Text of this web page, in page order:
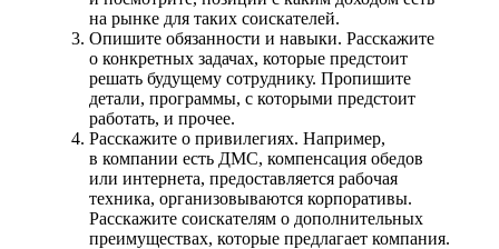
на рынке для таких соискателей.
Опишите обязанности и навыки. Расскажите
о конкретных задачах, которые предстоит
решать будущему сотруднику. Пропишите
детали, программы, с которыми предстоит
работать, и прочее.
Расскажите о привилегиях. Например,
в компании есть ДМС, компенсация обедов
или интернета, предоставляется рабочая
техника, организовываются корпоративы.
Расскажите соискателям о дополнительных
преимуществах, которые предлагает компания.